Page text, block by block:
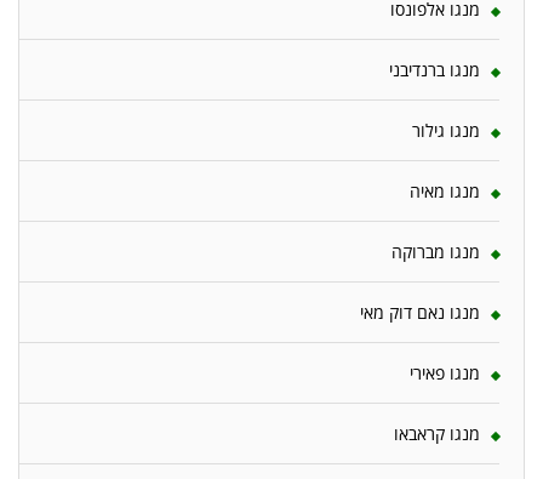
מנגו אלפונסו
מנגו ברנדיבני
מנגו גילור
מנגו מאיה
מנגו מברוקה
מנגו נאם דוק מאי
מנגו פאירי
מנגו קראבאו